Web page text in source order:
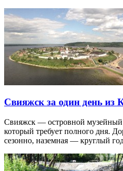
Свияжск за один день из
Свияжск — островной
который требует полного дня.
сезонно, наземная — круглый